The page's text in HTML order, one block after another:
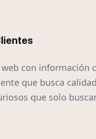
con información
que busca
que solo